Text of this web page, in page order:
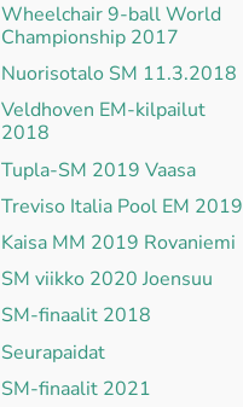
Wheelchair 9-ball World
Championship 2017
Nuorisotalo SM 11.3.2018
Veldhoven EM-kilpailut
2018
Tupla-SM 2019 Vaasa
Treviso Italia Pool EM 2019
Kaisa MM 2019 Rovaniemi
SM viikko 2020 Joensuu
SM-finaalit 2018
Seurapaidat
SM-finaalit 2021